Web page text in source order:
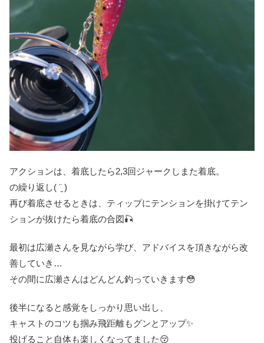
アクションは、着底したら2,3回ジャークしまた着底。
の繰り返し( ¨̮ )
再び着底させるときは、ティップにテンションを掛けてテン
ションが抜けたら着底の合図🎣
最初は広瀬さんを見ながら学び、アドバイスを頂きながら改
善していき…
その間に広瀬さんはどんどん釣っていきます😳
後半になると感覚をしっかり思い出し、
キャストのコツも掴み飛距離もグンとアップ✨
投げること自体も楽しくなってました😚